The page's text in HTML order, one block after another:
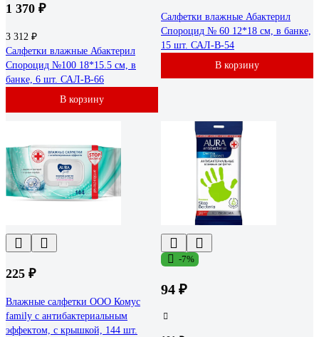
1 370 ₽
3 312 ₽
Салфетки влажные Абактерил
Спороцид №100 18*15.5 см, в
банке, 6 шт. САЛ-В-66
В корзину
Салфетки влажные Абактерил
Спороцид № 60 12*18 см, в банке,
15 шт. САЛ-В-54
В корзину
225 ₽
Влажные салфетки ООО Комус
family с антибактериальным
эффектом, с крышкой, 144 шт.
-7%
94 ₽